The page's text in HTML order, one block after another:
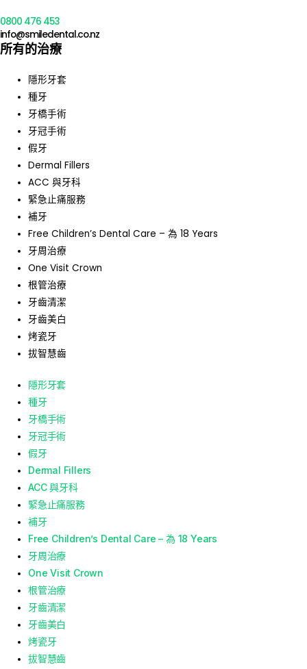
0800 476 453
info@smiledental.co.nz
所有的治療
隱形牙套
種牙
牙橋手術
牙冠手術
假牙
Dermal Fillers
ACC 與牙科
緊急止痛服務
補牙
Free Children’s Dental Care – 為 18 Years
牙周治療
One Visit Crown
根管治療
牙齒清潔
牙齒美白
烤瓷牙
拔智慧齒
隱形牙套
種牙
牙橋手術
牙冠手術
假牙
Dermal Fillers
ACC 與牙科
緊急止痛服務
補牙
Free Children’s Dental Care – 為 18 Years
牙周治療
One Visit Crown
根管治療
牙齒清潔
牙齒美白
烤瓷牙
拔智慧齒